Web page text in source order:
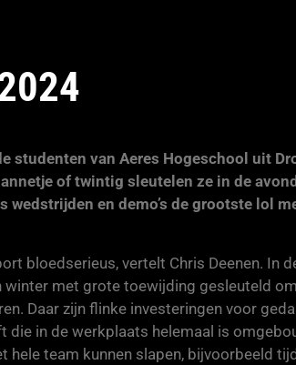
studenten van Aeres Hogeschool uit
of twintig sleutelen ze in de
wedstrijden en demo’s de grootste lol
bloedserieus, vertelt Chris Deenen. In
met grote toewijding gesleuteld
Daar zijn flinke investeringen voor
die in de werkplaats helemaal is
hele team kunnen slapen, bijvoorbeeld